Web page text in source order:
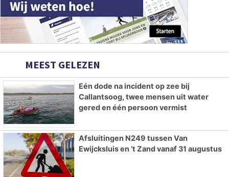
MEEST GELEZEN
Eén dode na incident op zee bij
Callantsoog, twee mensen uit water
gered en één persoon vermist
Afsluitingen N249 tussen Van
Ewijcksluis en ’t Zand vanaf 31 augustus